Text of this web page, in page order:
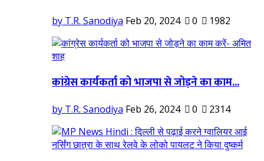
by T.R. Sanodiya Feb 20, 2024 0 1982
कांग्रेस कार्यकर्ता को भाजपा से जोड़ने का काम...
by T.R. Sanodiya Feb 26, 2024 0 2314